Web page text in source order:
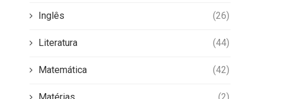
Inglês (26)
Literatura (44)
Matemática (42)